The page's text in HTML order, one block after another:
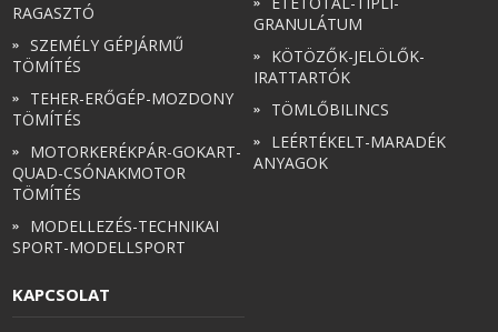
RAGASZTÓ
SZEMÉLY GÉPJÁRMŰ
TÖMÍTÉS
TEHER-ERŐGÉP-MOZDONY
TÖMÍTÉS
MOTORKERÉKPÁR-GOKART-
QUAD-CSÓNAKMOTOR
TÖMÍTÉS
MODELLEZÉS-TECHNIKAI
SPORT-MODELLSPORT
GRANULÁTUM
KÖTÖZŐK-JELÖLŐK-
IRATTARTÓK
TÖMLŐBILINCS
LEÉRTÉKELT-MARADÉK
ANYAGOK
KAPCSOLAT